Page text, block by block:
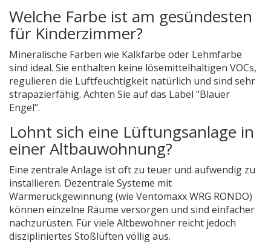
Welche Farbe ist am gesündesten
für Kinderzimmer?
Mineralische Farben wie Kalkfarbe oder Lehmfarbe
sind ideal. Sie enthalten keine lösemittelhaltigen VOCs,
regulieren die Luftfeuchtigkeit natürlich und sind sehr
strapazierfähig. Achten Sie auf das Label "Blauer
Engel".
Lohnt sich eine Lüftungsanlage in
einer Altbauwohnung?
Eine zentrale Anlage ist oft zu teuer und aufwendig zu
installieren. Dezentrale Systeme mit
Wärmerückgewinnung (wie Ventomaxx WRG RONDO)
können einzelne Räume versorgen und sind einfacher
nachzurüsten. Für viele Altbewohner reicht jedoch
diszipliniertes Stoßlüften völlig aus.